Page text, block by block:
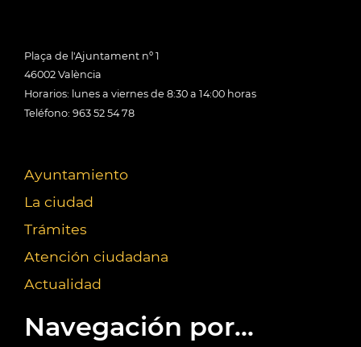
Plaça de l'Ajuntament nº 1
46002 València
Horarios: lunes a viernes de 8:30 a 14:00 horas
Teléfono: 963 52 54 78
Ayuntamiento
La ciudad
Trámites
Atención ciudadana
Actualidad
Navegación por...